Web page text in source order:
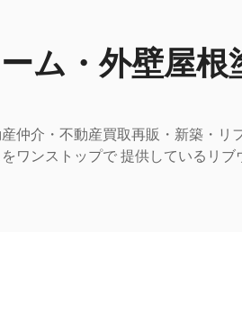
ム・外壁屋根
仲介・不動産買取再販・新築・
ワンストップで 提供しているリ